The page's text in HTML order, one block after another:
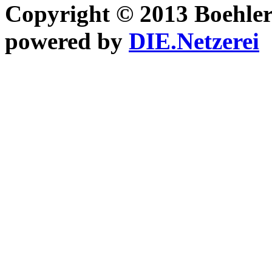
Copyright © 2013
powered by DIE.Netzerei